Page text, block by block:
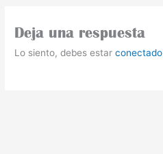
Deja una respuesta
Lo siento, debes estarconectado